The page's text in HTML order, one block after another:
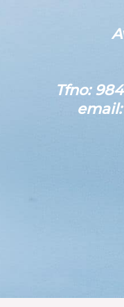
Tfno:
email: